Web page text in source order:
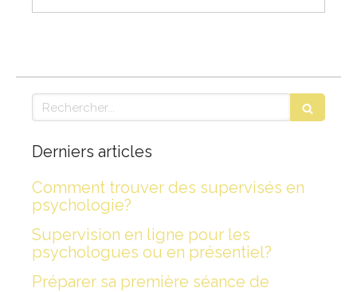
Rechercher
Derniers articles
Comment trouver des supervisés en
psychologie?
Supervision en ligne pour les
psychologues ou en présentiel?
Préparer sa première séance de